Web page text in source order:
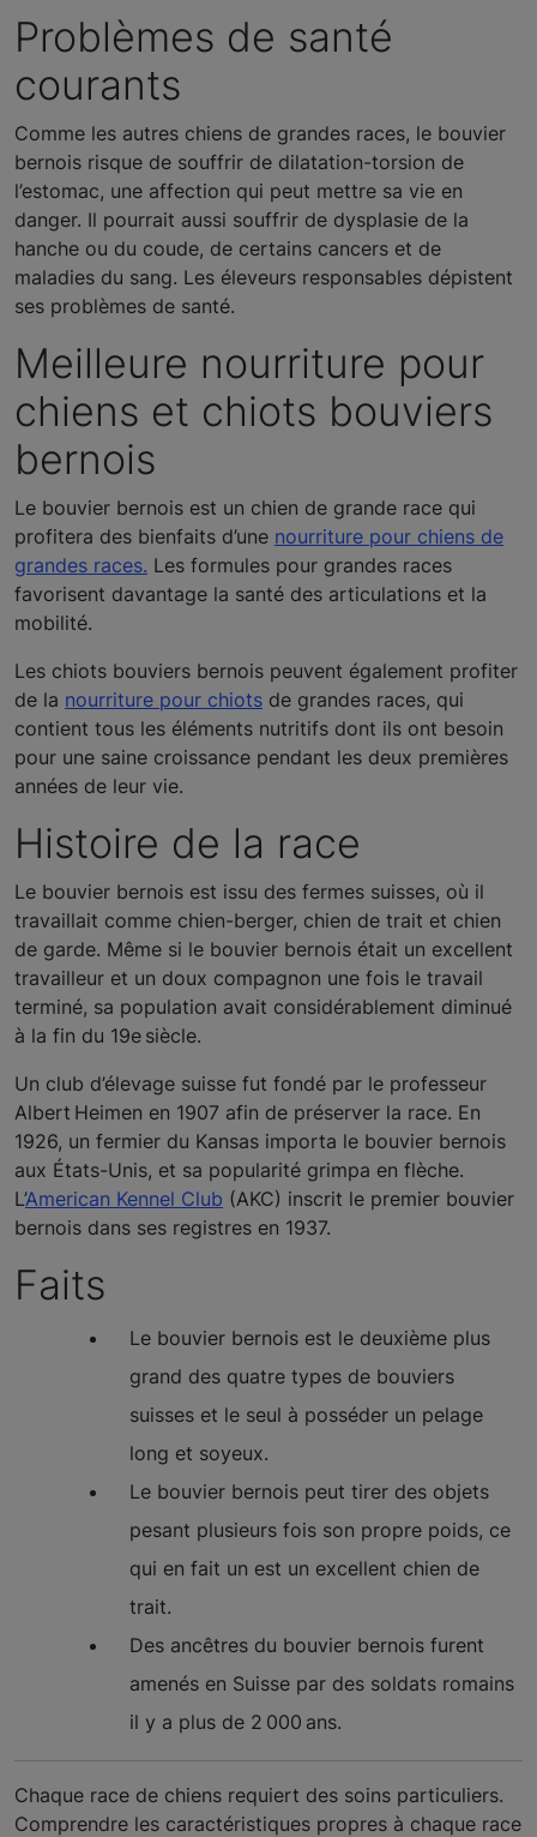
Problèmes de santé
courants
Comme les autres chiens de grandes races, le bouvier
bernois risque de souffrir de dilatation-torsion de
l’estomac, une affection qui peut mettre sa vie en
danger. Il pourrait aussi souffrir de dysplasie de la
hanche ou du coude, de certains cancers et de
maladies du sang. Les éleveurs responsables dépistent
ses problèmes de santé.
Meilleure nourriture pour
chiens et chiots bouviers
bernois
Le bouvier bernois est un chien de grande race qui
profitera des bienfaits d’une nourriture pour chiens de
grandes races. Les formules pour grandes races
favorisent davantage la santé des articulations et la
mobilité.
Les chiots bouviers bernois peuvent également profiter
de la nourriture pour chiots de grandes races, qui
contient tous les éléments nutritifs dont ils ont besoin
pour une saine croissance pendant les deux premières
années de leur vie.
Histoire de la race
Le bouvier bernois est issu des fermes suisses, où il
travaillait comme chien-berger, chien de trait et chien
de garde. Même si le bouvier bernois était un excellent
travailleur et un doux compagnon une fois le travail
terminé, sa population avait considérablement diminué
à la fin du 19e siècle.
Un club d’élevage suisse fut fondé par le professeur
Albert Heimen en 1907 afin de préserver la race. En
1926, un fermier du Kansas importa le bouvier bernois
aux États-Unis, et sa popularité grimpa en flèche.
L’American Kennel Club (AKC) inscrit le premier bouvier
bernois dans ses registres en 1937.
Faits
Le bouvier bernois est le deuxième plus
grand des quatre types de bouviers
suisses et le seul à posséder un pelage
long et soyeux.
Le bouvier bernois peut tirer des objets
pesant plusieurs fois son propre poids, ce
qui en fait un est un excellent chien de
trait.
Des ancêtres du bouvier bernois furent
amenés en Suisse par des soldats romains
il y a plus de 2 000 ans.
Chaque race de chiens requiert des soins particuliers.
Comprendre les caractéristiques propres à chaque race